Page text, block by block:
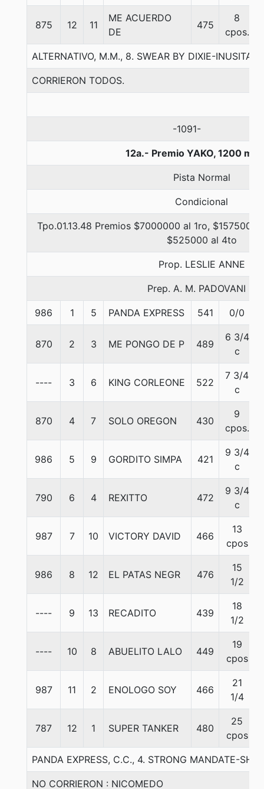
875 12 11
ME ACUERDO
DE
475
8
cpos.
ALTERNATIVO, M.M., 8. SWEAR BY DIXIE-
CORRIERON TODOS.
-1091-
12a.- Premio YAKO, 1200
Pista Normal
Condicional
Tpo.01.13.48 Premios $7000000 al 1ro,
$525000 al 4to
Prop. LESLIE ANNE
Prep. A. M. PADOVANI F.
986 1 5 PANDA EXPRESS 541 0/0
870 2 3 ME PONGO DE P 489
6 3/4
c
---- 3 6 KING CORLEONE 522
7 3/4
c
870 4 7 SOLO OREGON 430
9
cpos.
986 5 9 GORDITO SIMPA 421
9 3/4
c
790 6 4 REXITTO 472
9 3/4
c
987 7 10 VICTORY DAVID 466
13
cpos
986 8 12 EL PATAS NEGR 476
15
1/2
---- 9 13 RECADITO 439
18
1/2
---- 10 8 ABUELITO LALO 449
19
cpos
987 11 2 ENOLOGO SOY 466
21
1/4
787 12 1 SUPER TANKER 480
25
cpos
PANDA EXPRESS, C.C., 4. STRONG MANDATE-
NO CORRIERON : NICOMEDO